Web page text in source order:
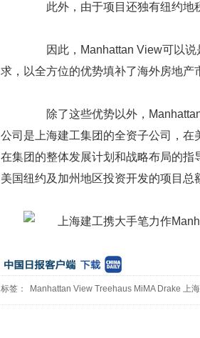
此外，由于项目还独有纽约地税
因此，Manhattan View可以说
求，以全方位的优势填补了海外房地产
除了这些优势以外，Manhattan
公司是上海建工集团的全资子公司，在
在集团的整体发展计划和战略布局的
美国纽约及加州地区投资开发的项目总
标签： Manhattan View Treehaus MiMA Drake 上